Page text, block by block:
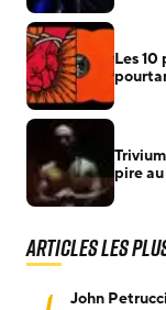
Les 10
pire
Articles les
John